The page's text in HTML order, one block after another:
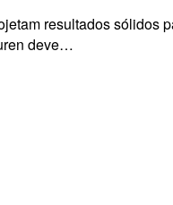
resultados sólidos
deve…